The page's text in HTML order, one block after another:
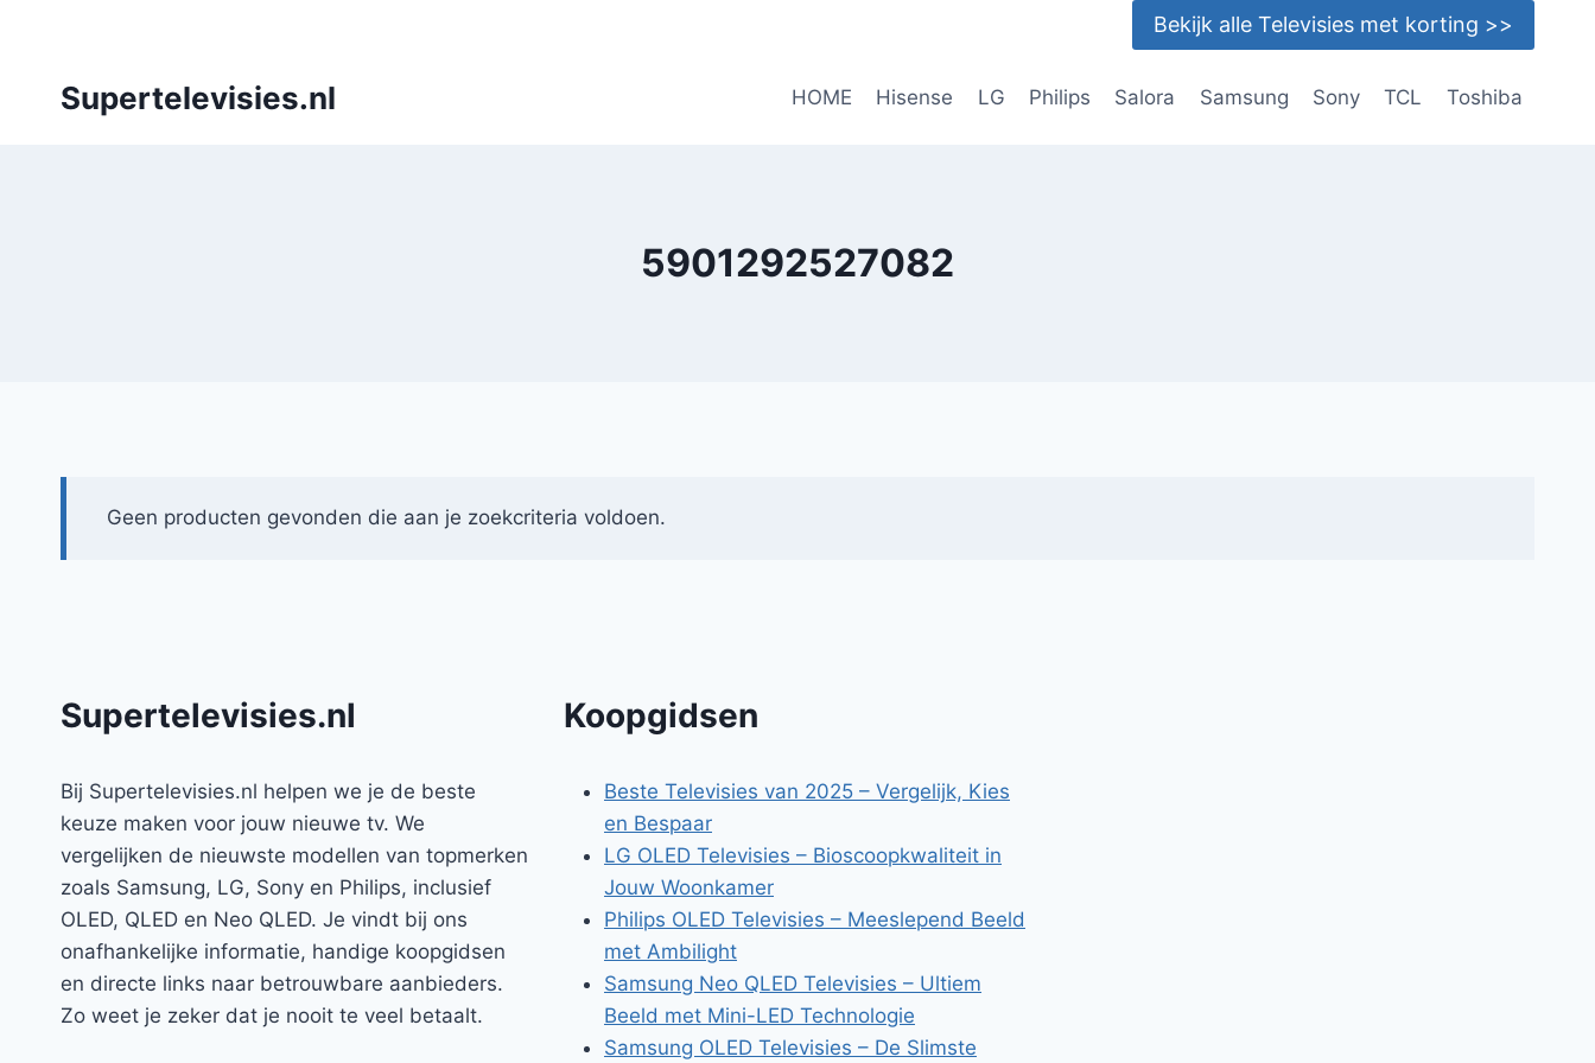
Bekijk alle Televisies met korting >>
Supertelevisies.nl HOME Hisense LG Philips Salora Samsung Sony TCL Toshiba
5901292527082
Geen producten gevonden die aan je zoekcriteria voldoen.
Supertelevisies.nl
Bij Supertelevisies.nl helpen we je de beste
keuze maken voor jouw nieuwe tv. We
vergelijken de nieuwste modellen van topmerken
zoals Samsung, LG, Sony en Philips, inclusief
OLED, QLED en Neo QLED. Je vindt bij ons
onafhankelijke informatie, handige koopgidsen
en directe links naar betrouwbare aanbieders.
Zo weet je zeker dat je nooit te veel betaalt.
Koopgidsen
Beste Televisies van 2025 – Vergelijk, Kies
en Bespaar
LG OLED Televisies – Bioscoopkwaliteit in
Jouw Woonkamer
Philips OLED Televisies – Meeslepend Beeld
met Ambilight
Samsung Neo QLED Televisies – Ultiem
Beeld met Mini-LED Technologie
Samsung OLED Televisies – De Slimste